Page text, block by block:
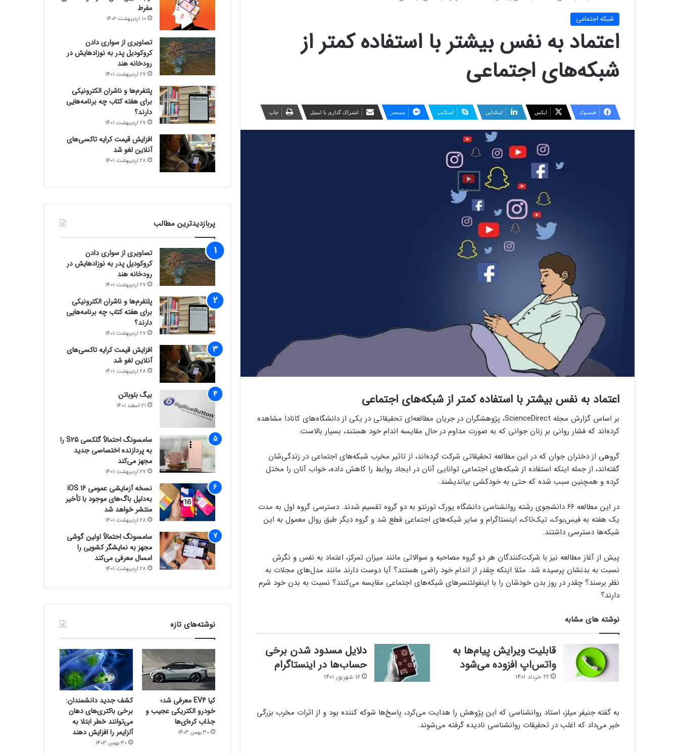
شبكه اجتماعی
اعتماد‌ به‌ نفس بیشتر با استفاده کمتر از
شبکه‌های اجتماعی
فیسبوک ایکس لینکداین اسکایپ مسنجر اشتراک گذاری با ایمیل چاپ
اعتماد‌ به‌ نفس بیشتر با استفاده کمتر از شبکه‌های اجتماعی
بر اساس گزارش مجله ScienceDirect، پژوهشگران در جریان مطالعه‌ای تحقیقاتی در یکی از دانشگاه‌های کانادا مشاهده
کرده‌اند که فشار روانی بر زنان جوانی که به صورت مداوم در حال مقایسه اندام خود هستند، بسیار بالاست.
گروهی از دختران جوان که در این مطالعه تحقیقاتی شرکت کرده‌اند، از تاثیر مخرب شبکه‌های اجتماعی در زندگی‌شان
گفته‌اند، از جمله اینکه استفاده از شبکه‌های اجتماعی توانایی آنان در ایجاد روابط را کاهش داده، خواب آنان را مختل
کرده و همچنین سبب شده که حتی به خودکشی بیاندیشند.
در این مطالعه ۶۶ دانشجوی رشته روانشناسی دانشگاه یورک تورنتو به دو گروه تقسیم شدند. دسترسی گروه اول به مدت
یک هفته به فیس‌بوک، تیک‌تاک، اینستاگرام و سایر شبکه‌های اجتماعی قطع شد و گروه دیگر طبق روال معمول به این
شبکه‌ها دسترسی داشتند.
پیش از آغاز مطالعه نیز با شرکت‌کنندگان هر دو گروه مصاحبه و سوالاتی مانند میزان تمرکز، اعتماد به نفس و نگرش
نسبت به بدنشان پرسیده شد. مثلا اینکه چقدر از اندام خود راضی هستند؟ آیا دوست دارند مانند مدل‌های مجلات به
نظر برسند؟ چقدر در روز بدن خودشان را با اینفولئنسرهای شبکه‌های اجتماعی مقایسه می‌کنند؟ نسبت به بدن خود شرم
دارند؟
نوشته های مشابه
قابلیت ویرایش پیام‌ها به
واتس‌اپ افزوده می‌شود
22 خرداد 1401
دلایل مسدود شدن برخی
حساب‌ها در اینستاگرام
16 شهریور 1401
به گفته جنیفر میلز، استاد روانشناسی که این پژوهش را هدایت می‌کرد، پاسخ‌ها شوکه کننده بود و از اثرات مخرب بزرگی
خبر می‌داد که اغلب در تحقیقات روانشناسی نادیده گرفته می‌شوند.
مفرط
10 اردیبهشت 1402
تصاویری از سواری دادن
کروکودیل پدر به نوزادهایش در
رودخانه هند
27 اردیبهشت 1401
پلتفرم‌ها و ناشران الکترونیکی
برای هفته کتاب چه برنامه‌هایی
دارند؟
27 اردیبهشت 1401
افزایش قیمت کرایه تاکسی‌های
آنلاین لغو شد
28 اردیبهشت 1401
پربازدیدترین مطالب
تصاویری از سواری دادن
کروکودیل پدر به نوزادهایش در
رودخانه هند
27 اردیبهشت 1401
پلتفرم‌ها و ناشران الکترونیکی
برای هفته کتاب چه برنامه‌هایی
دارند؟
27 اردیبهشت 1401
افزایش قیمت کرایه تاکسی‌های
آنلاین لغو شد
28 اردیبهشت 1401
بیگ بلوباتن
21 اسفند 1401
سامسونگ احتمالاً گلکسی S25 را
به پردازنده اختصاصی جدید
مجهز می‌کند
27 اردیبهشت 1401
نسخه آزمایشی عمومی iOS 16
به‌دلیل باگ‌های موجود با تأخیر
منتشر خواهد شد
28 اردیبهشت 1401
سامسونگ احتمالاً اولین گوشی
مجهز به نمایشگر کشویی را
امسال معرفی می‌کند
28 اردیبهشت 1401
نوشته‌های تازه
کیا EV4 معرفی شد؛
خودرو الکتریکی عجیب و
جذاب کره‌ای‌ها
30 بهمن 1403
کشف جدید دانشمندان:
برخی باکتری‌های دهان
می‌توانند خطر ابتلا به
آلزایمر را افزایش دهند
30 بهمن 1403